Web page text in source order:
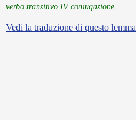
verbo transitivo IV coniugazione
Vedi la traduzione di questo lemma